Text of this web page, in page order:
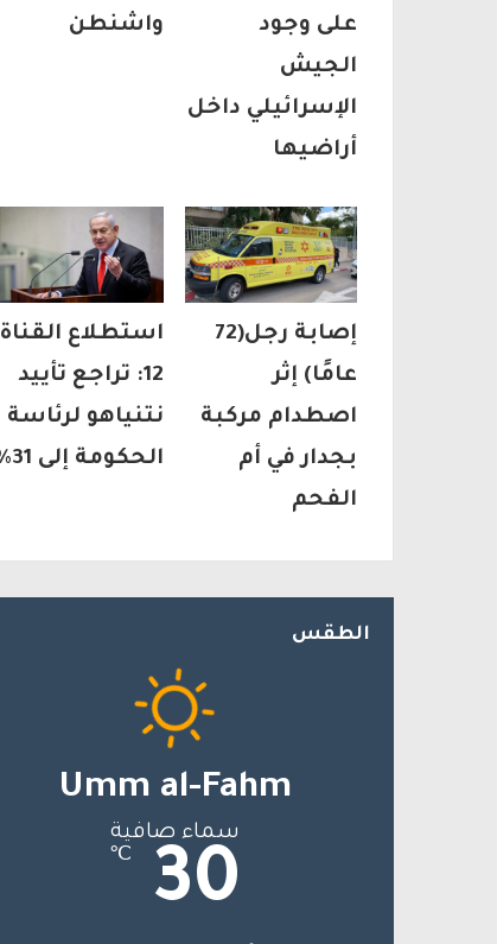
على وجود
الجيش
الإسرائيلي داخل
أراضيها
واشنطن
إصابة رجل(72
عامًا) إثر
اصطدام مركبة
بجدار في أم
الفحم
استطلاع القناة
12: تراجع تأييد
نتنياهو لرئاسة
الحكومة إلى 31%
الطقس
Umm al-Fahm
سماء صافية
30
℃